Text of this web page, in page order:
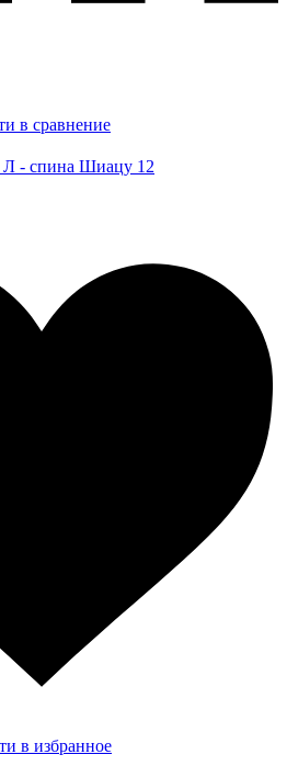
в сравнение
- спина Шиацу 12
в избранное